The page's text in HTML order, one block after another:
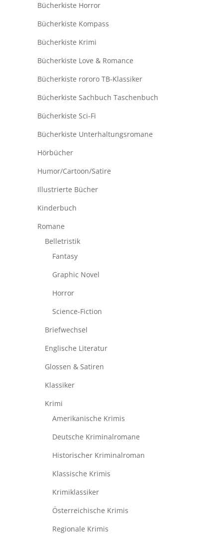
Bücherkiste Horror
Bücherkiste Kompass
Bücherkiste Krimi
Bücherkiste Love & Romance
Bücherkiste rororo TB-Klassiker
Bücherkiste Sachbuch Taschenbuch
Bücherkiste Sci-Fi
Bücherkiste Unterhaltungsromane
Hörbücher
Humor/Cartoon/Satire
Illustrierte Bücher
Kinderbuch
Romane
Belletristik
Fantasy
Graphic Novel
Horror
Science-Fiction
Briefwechsel
Englische Literatur
Glossen & Satiren
Klassiker
Krimi
Amerikanische Krimis
Deutsche Kriminalromane
Historischer Kriminalroman
Klassische Krimis
Krimiklassiker
Österreichische Krimis
Regionale Krimis